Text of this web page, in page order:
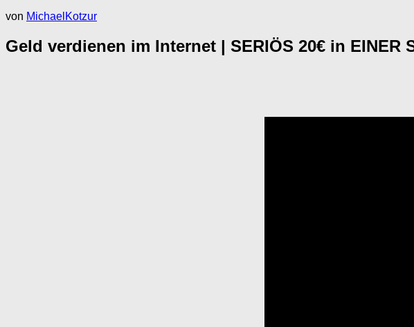
von MichaelKotzur
Geld verdienen im Internet | SERIÖS 20€ in